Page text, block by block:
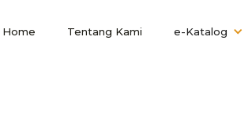
Home Tentang Kami e-Katalog